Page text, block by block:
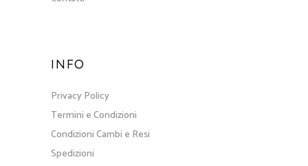
INFO
Privacy Policy
Termini e Condizioni
Condizioni Cambi e Resi
Spedizioni